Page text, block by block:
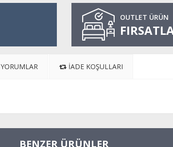
OUTLET ÜRÜN
YORUMLAR İADE KOŞULLARI
BENZER ÜRÜNLER